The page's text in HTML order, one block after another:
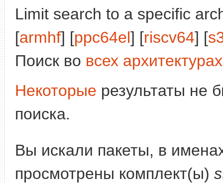
Limit search to a specific
[armhf] [ppc64el] [riscv64] [
Поиск во всех архитектурах
Некоторые результаты не
поиска.
Вы искали пакеты, в
просмотрены комплект(ы)